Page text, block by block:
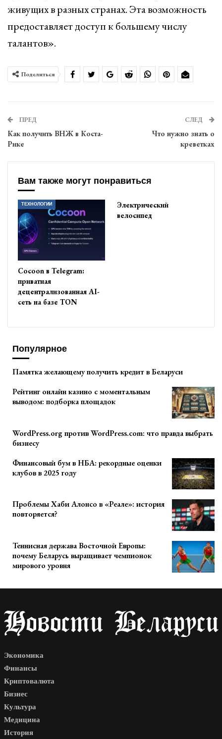
живущих в разных странах. Эта возможность
предоставляет доступ к большему числу
талантов».
Поделиться
ПРЕД
Как получить ВНЖ в Коста-
Рике
СЛЕД
Что нужно знать о
креветках
Вам также могут понравиться
ТЕХНОЛОГИИ
Cocoon в Telegram:
приватная
децентрализованная AI-
сеть на базе TON
Электрический
велосипед
Популярное
Памятка желающему получить кредит в Беларуси
Рейтинг онлайн казино с моментальным
выводом: подборка площадок
WordPress.org против WordPress.com: что правда выбрать
бизнесу
Финансовый бум в НБА: рекордные оценки
клубов в 2025 году
Проблемы Хаби Алонсо в «Реале»: история
повторяется?
Теннисная держава Восточной Европы:
почему Беларусь выращивает чемпионок
мирового уровня
Экономика
Финансы
Криптовалюта
Бизнес
Культура
Медицина
История